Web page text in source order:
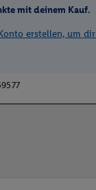
mit deinem Kauf.
erstellen, um